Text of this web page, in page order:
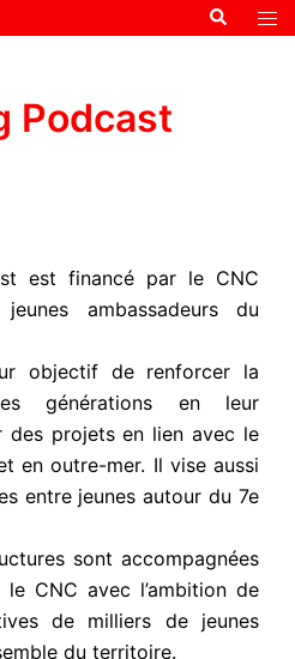
Podcast
est financé par le CNC
ambassadeurs du
objectif de renforcer la
générations en leur
des projets en lien avec le
en outre-mer. Il vise aussi
entre jeunes autour du 7e
sont accompagnées
CNC avec l’ambition de
de milliers de jeunes
du territoire.